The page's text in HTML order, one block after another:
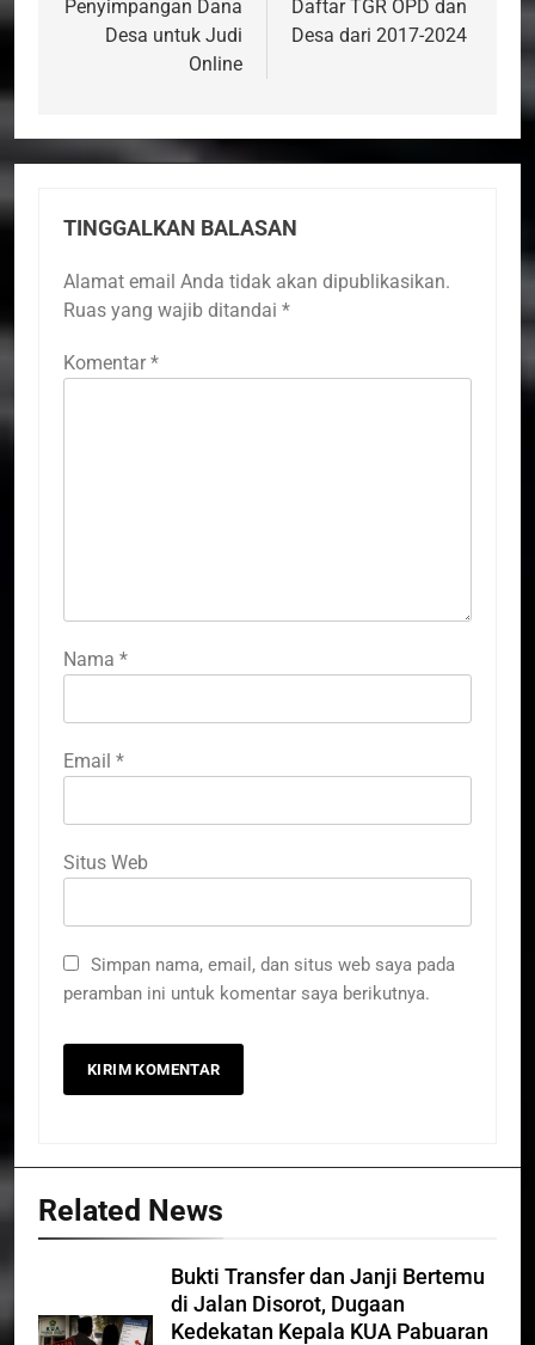
Penyimpangan Dana
Desa untuk Judi
Online
Daftar TGR OPD dan
Desa dari 2017-2024
TINGGALKAN BALASAN
Alamat email Anda tidak akan dipublikasikan.
Ruas yang wajib ditandai *
Komentar *
Nama *
Email *
Situs Web
Simpan nama, email, dan situs web saya pada
peramban ini untuk komentar saya berikutnya.
Related News
Bukti Transfer dan Janji Bertemu
di Jalan Disorot, Dugaan
Kedekatan Kepala KUA Pabuaran